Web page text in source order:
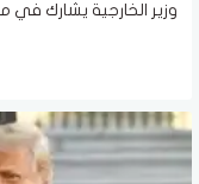
وزير الخارجية يشارك